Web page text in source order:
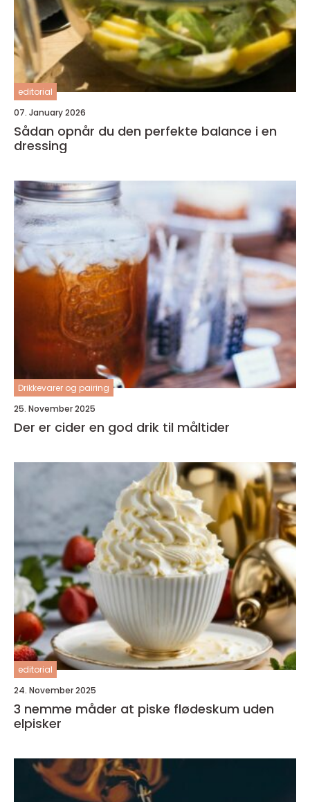
editorial
07. January 2026
Sådan opnår du den perfekte balance i en
dressing
Drikkevarer og pairing
25. November 2025
Der er cider en god drik til måltider
editorial
24. November 2025
3 nemme måder at piske flødeskum uden
elpisker